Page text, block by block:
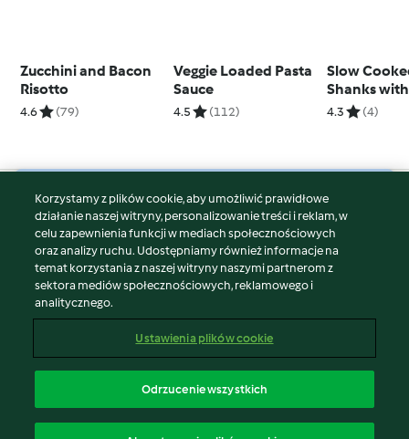
Zucchini and Bacon
Risotto
4.6 (79)
Veggie Loaded Pasta
Sauce
4.5 (112)
Slow
Shanks
Risotto
4.3 (4)
© Copyright 2026
Warunki korzystania
Polityka prywatności
Disclaimer
Znak wydawcy
Zgłoś treść
Oświadczenie o dostępności
Korzystamy z plików cookie, aby umożliwić prawidłowe
działanie naszej witryny, personalizowanie treści i reklam, w
celu zapewnienia funkcji w mediach społecznościowych
oraz analizy ruchu. Udostępniamy również informacje na
temat korzystania z naszej witryny naszymi partnerom z
sektora mediów społecznościowych, reklamowego i
analitycznego.
Ustawienia plików cookie
Odrzucenie wszystkich